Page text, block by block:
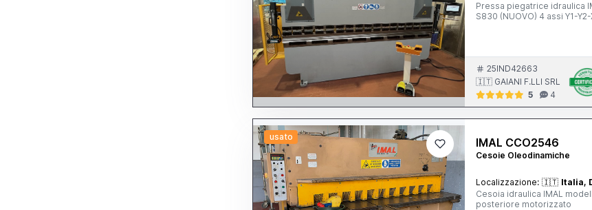
Pressa piegatrice idraulica
S830 (NUOVO) 4 assi Y1-
25IND42663
🇮🇹 GAIANI F.LLI SRL
5
4
usato IMAL CCO2546
Cesoie Oleodinamiche
Localizzazione: 🇮🇹 Italia,
Cesoia idraulica IMAL
posteriore motorizzato